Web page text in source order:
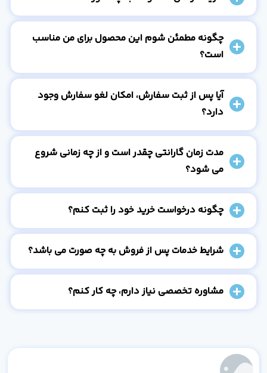
چگونه مطمئن شوم این محصول برای من مناسب
است؟
آیا پس از ثبت سفارش، امکان لغو سفارش وجود
دارد؟
مدت زمان گارانتی چقدر است و از چه زمانی شروع
می شود؟
چگونه درخواست خرید خود را ثبت کنم؟
شرایط خدمات پس از فروش به چه صورت می باشد؟
مشاوره تخصصی نیاز دارم، چه کار کنم؟